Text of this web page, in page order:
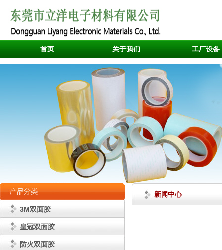
首页 关于我们 工厂设备
3M双面胶
皇冠双面胶
防火双面胶
新闻中心